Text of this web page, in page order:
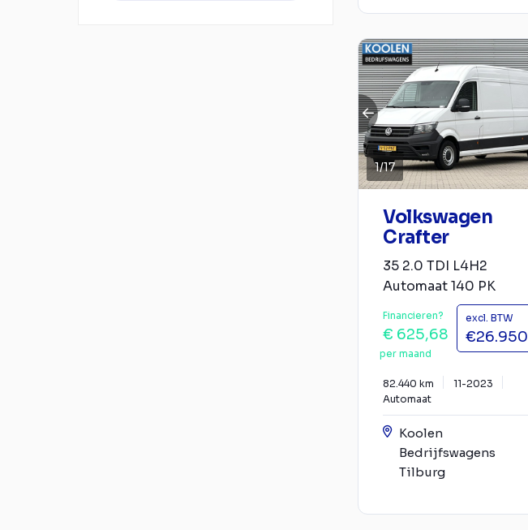
1/17
Volkswagen
Crafter
35 2.0 TDI L4H2
Automaat 140 PK
Financieren?
€ 625,68
per maand
excl. BTW
€26.950
82.440 km
11-2023
Automaat
Koolen
Bedrijfswagens
Tilburg